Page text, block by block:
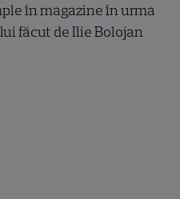
în magazine în urma
făcut de Ilie Bolojan